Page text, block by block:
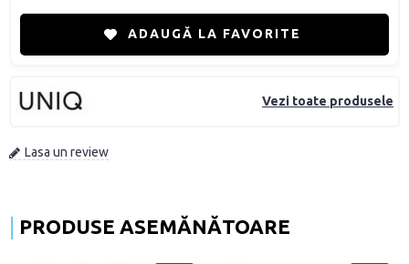
Vezi toate produsele
Lasa un review
ADAUGĂ LA FAVORITE
PRODUSE ASEMĂNĂTOARE